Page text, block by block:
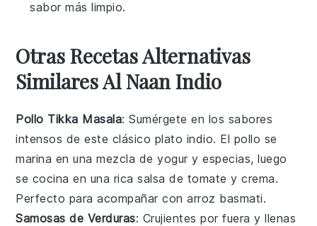
sabor más limpio.
Otras Recetas Alternativas
Similares Al Naan Indio
Pollo Tikka Masala: Sumérgete en los sabores
intensos de este clásico plato indio. El pollo se
marina en una mezcla deyogur y especias, luego
se cocina en una rica salsa de tomate ycrema.
Perfecto para acompañar con arroz basmati.
Samosas de Verduras: Crujientes por fuera y llenas